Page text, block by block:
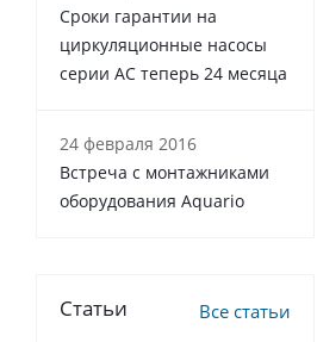
Сроки гарантии на
циркуляционные насосы
серии АС теперь 24 месяца
24 февраля 2016
Встреча с монтажниками
оборудования Aquario
Статьи Все статьи